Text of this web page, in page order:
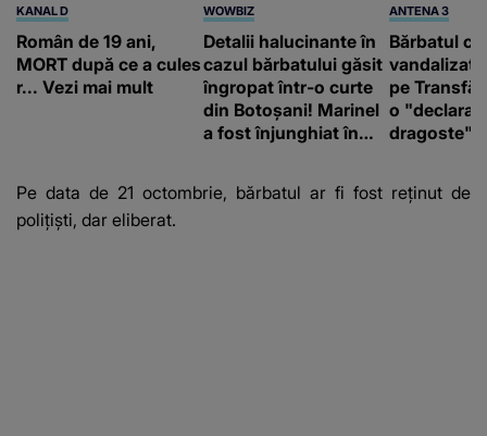
KANAL D
Român de 19 ani,
MORT după ce a cules
r... Vezi mai mult
WOWBIZ
Detalii halucinante în
cazul bărbatului găsit
îngropat într-o curte
din Botoșani! Marinel
a fost înjunghiat în
suspecți
ANTENA 3
Bărbatul
vandalizat
pe
o
dragoste"
Pe data de 21 octombrie, bărbatul ar fi fost reținut de
polițiști, dar eliberat.